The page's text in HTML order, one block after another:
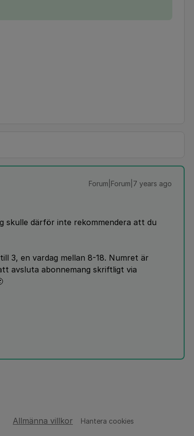
Forum|Forum|7 years ago
därför inte rekommendera att du
3, en vardag mellan 8-18. Numret är
avsluta abonnemang skriftligt via
Allmänna villkor Hantera cookies